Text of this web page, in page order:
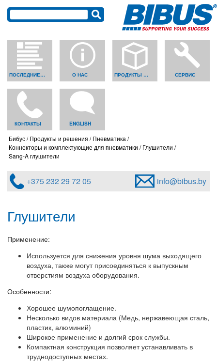
ПОСЛЕДНИЕ НОВОСТИ О НАС ПРОДУКТЫ И РЕШЕНИЯ СЕРВИС
КОНТАКТЫ ENGLISH
Бибус Продукты и решения
Пневматика
Коннекторы и комплектующие для пневматики
Глушители
Sang-A глушители
+375 232 29 72 05 info@bibus.by
Глушители
Применение:
Используется для снижения уровня шума выходящего
воздуха, также могут присоединяться к выпускным
отверстиям воздуха оборудования.
Особенности:
Хорошее шумопоглащение.
Несколько видов материала (Медь, нержавеющая сталь,
пластик, алюминий)
Широкое применение и долгий срок службы.
Компактная конструкция позволяет устанавливать в
труднодоступных местах.